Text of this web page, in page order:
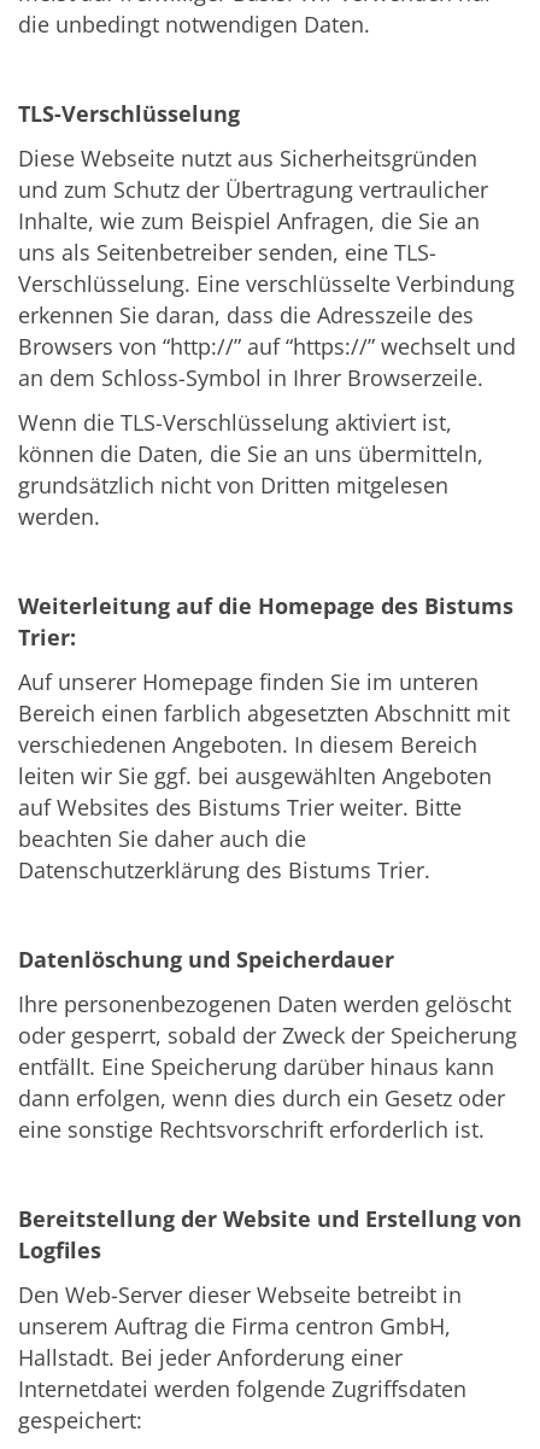
die unbedingt notwendigen Daten.
TLS-Verschlüsselung
Diese Webseite nutzt aus Sicherheitsgründen
und zum Schutz der Übertragung vertraulicher
Inhalte, wie zum Beispiel Anfragen, die Sie an
uns als Seitenbetreiber senden, eine TLS-
Verschlüsselung. Eine verschlüsselte Verbindung
erkennen Sie daran, dass die Adresszeile des
Browsers von “http://” auf “https://” wechselt und
an dem Schloss-Symbol in Ihrer Browserzeile.
Wenn die TLS-Verschlüsselung aktiviert ist,
können die Daten, die Sie an uns übermitteln,
grundsätzlich nicht von Dritten mitgelesen
werden.
Weiterleitung auf die Homepage des Bistums
Trier:
Auf unserer Homepage finden Sie im unteren
Bereich einen farblich abgesetzten Abschnitt mit
verschiedenen Angeboten. In diesem Bereich
leiten wir Sie ggf. bei ausgewählten Angeboten
auf Websites des Bistums Trier weiter. Bitte
beachten Sie daher auch die
Datenschutzerklärung des Bistums Trier.
Datenlöschung und Speicherdauer
Ihre personenbezogenen Daten werden gelöscht
oder gesperrt, sobald der Zweck der Speicherung
entfällt. Eine Speicherung darüber hinaus kann
dann erfolgen, wenn dies durch ein Gesetz oder
eine sonstige Rechtsvorschrift erforderlich ist.
Bereitstellung der Website und Erstellung von
Logfiles
Den Web-Server dieser Webseite betreibt in
unserem Auftrag die Firma centron GmbH,
Hallstadt. Bei jeder Anforderung einer
Internetdatei werden folgende Zugriffsdaten
gespeichert: